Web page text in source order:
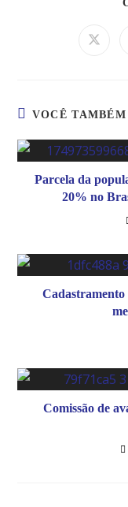
VOCÊ
Parcela da
20% no
Cadastramento
Comissão de